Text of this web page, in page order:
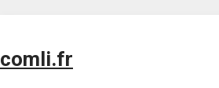
comli.fr